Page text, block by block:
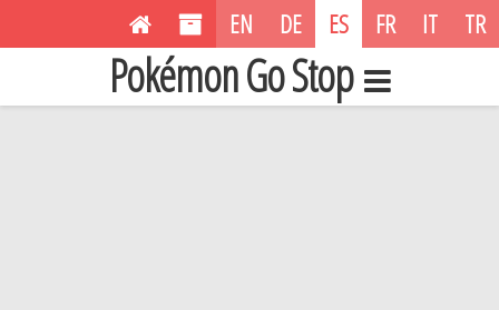
EN DE ES FR IT TR
Pokémon Go Stop